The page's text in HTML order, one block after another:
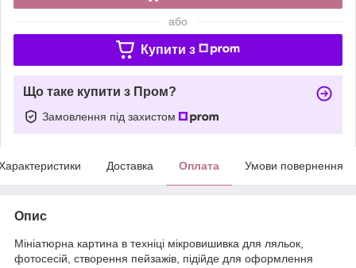
або
Купити з
Що таке купити з Пром?
Замовлення під захистом
Доставка Оплата Умови повернення
Опис
Мініатюрна картина в техніці мікровишивка для ляльок,
фотосесій, створення пейзажів, підійде для оформлення